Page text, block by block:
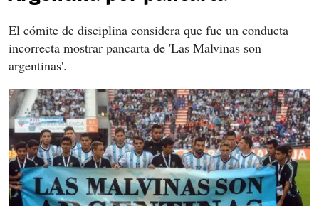
El cómite de disciplina considera que fue un conducta
incorrecta mostrar pancarta de 'Las Malvinas son
argentinas'.